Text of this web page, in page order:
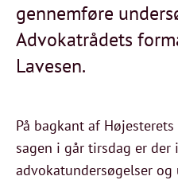
gennemføre
Advokatrådets
Lavesen.
På bagkant af
sagen i går tirsdag er der
advokatundersøgelser og